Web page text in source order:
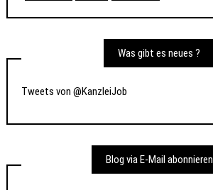
Was gibt es neues ?
Tweets von @KanzleiJob
Blog via E-Mail abonnieren